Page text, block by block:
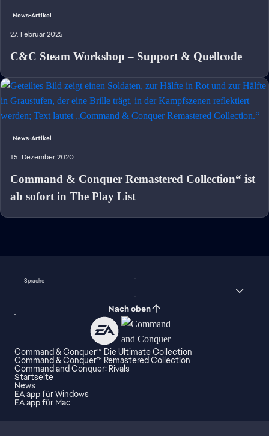
News-Artikel
27. Februar 2025
C&C Steam Workshop – Support & Quellcode
News-Artikel
15. Dezember 2020
Command & Conquer Remastered Collection“ ist
ab sofort in The Play List
Sprache
Nach oben
Command & Conquer™ Die Ultimate Collection
Command & Conquer™ Remastered Collection
Command and Conquer: Rivals
Startseite
News
EA app für Windows
EA app für Mac